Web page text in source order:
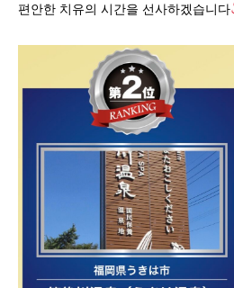
편안한 치유의 시간을 선사하겠습니다